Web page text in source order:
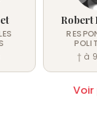
Robert
† à